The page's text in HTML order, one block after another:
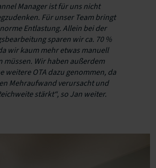
Manager ist für uns nicht
Für unser Team bringt
Entlastung. Allein bei der
sparen wir ca. 70 %
wir kaum mehr etwas manuell
müssen. Wir haben außerdem
weitere OTA dazu genommen, da
Mehraufwand verursacht und
stärkt“, so Jan weiter.